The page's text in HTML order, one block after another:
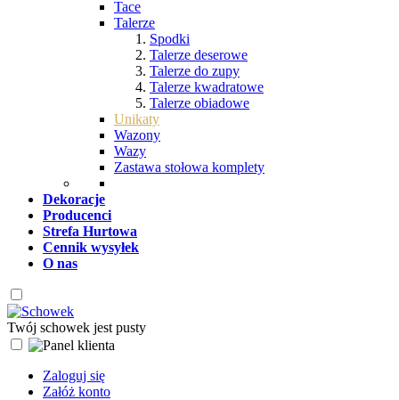
Tace
Talerze
Spodki
Talerze deserowe
Talerze do zupy
Talerze kwadratowe
Talerze obiadowe
Unikaty
Wazony
Wazy
Zastawa stołowa komplety
Dekoracje
Producenci
Strefa Hurtowa
Cennik wysyłek
O nas
Twój schowek jest pusty
Zaloguj się
Załóż konto